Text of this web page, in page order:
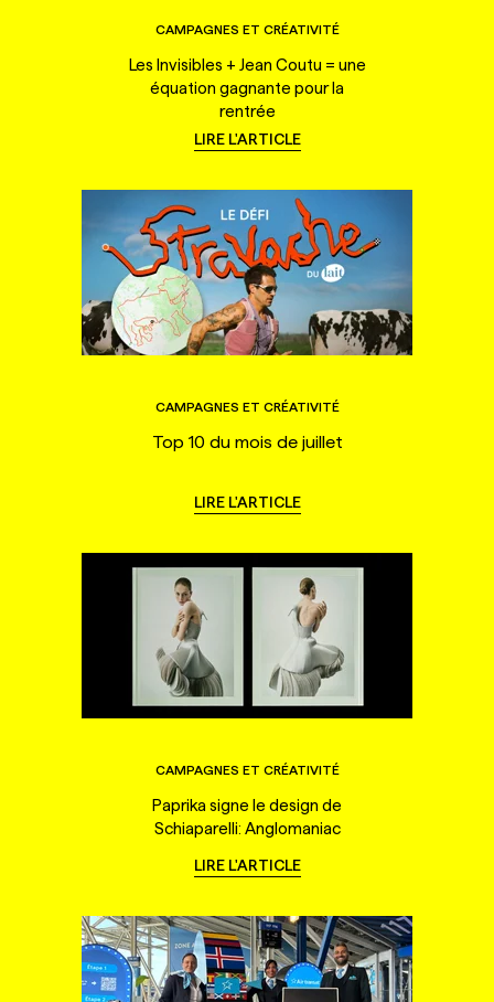
CAMPAGNES ET CRÉATIVITÉ
Les Invisibles + Jean Coutu = une
équation gagnante pour la
rentrée
LIRE L'ARTICLE
CAMPAGNES ET CRÉATIVITÉ
Top 10 du mois de juillet
LIRE L'ARTICLE
CAMPAGNES ET CRÉATIVITÉ
Paprika signe le design de
Schiaparelli: Anglomaniac
LIRE L'ARTICLE